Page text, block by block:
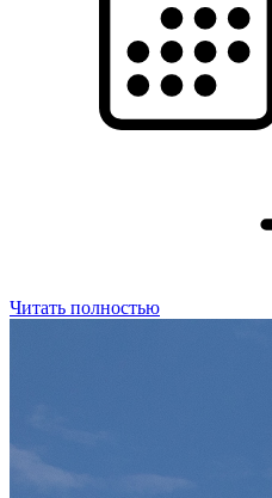
Читать полностью